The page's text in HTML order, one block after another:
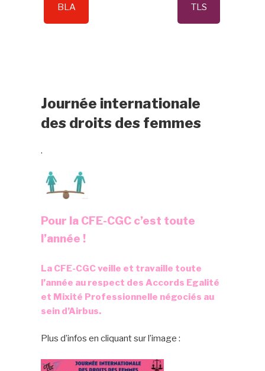
BLA TLS
Journée internationale
des droits des femmes
.
Pour la CFE-CGC c’est toute
l’année !
La CFE-CGC veille et travaille toute
l’année au respect des Accords Egalité
et Mixité Professionnelle négociés au
sein d’Airbus.
Plus d’infos en cliquant sur l’image :